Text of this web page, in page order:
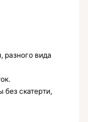
разного вида
скатерти,